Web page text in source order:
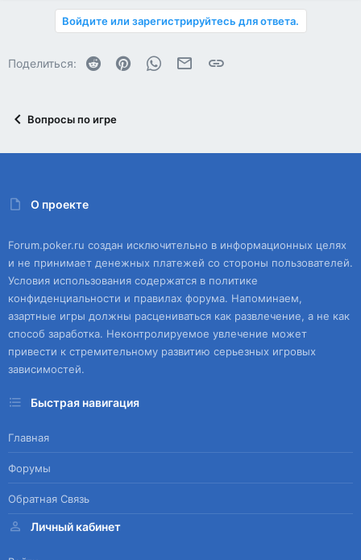
Войдите или зарегистрируйтесь для ответа.
Поделиться: Reddit PinterestWhatsAppЭлектронная почта
Ссылка
Вопросы по игре
О проекте
Forum.poker.ru создан исключительно в информационных целях
и не принимает денежных платежей со стороны пользователей.
Условия использования содержатся в политике
конфиденциальности и правилах форума. Напоминаем,
азартные игры должны расцениваться как развлечение, а не как
способ заработка. Неконтролируемое увлечение может
привести к стремительному развитию серьезных игровых
зависимостей.
Быстрая навигация
Главная
Форумы
Обратная Связь
Личный кабинет